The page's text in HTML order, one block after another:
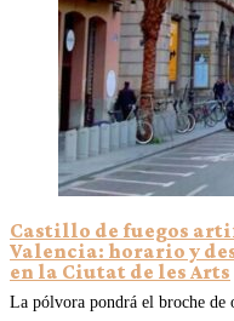
Castillo de fuegos
Valencia: horario y
en la Ciutat de les Arts
La pólvora pondrá el broche